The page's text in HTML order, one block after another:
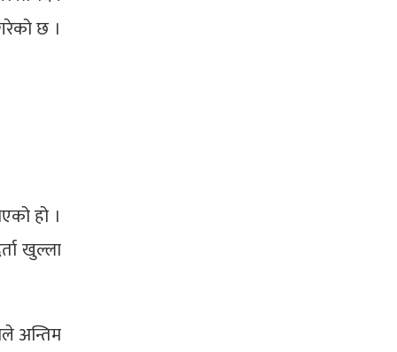
छ ।
हो ।
खुल्ला
अन्तिम